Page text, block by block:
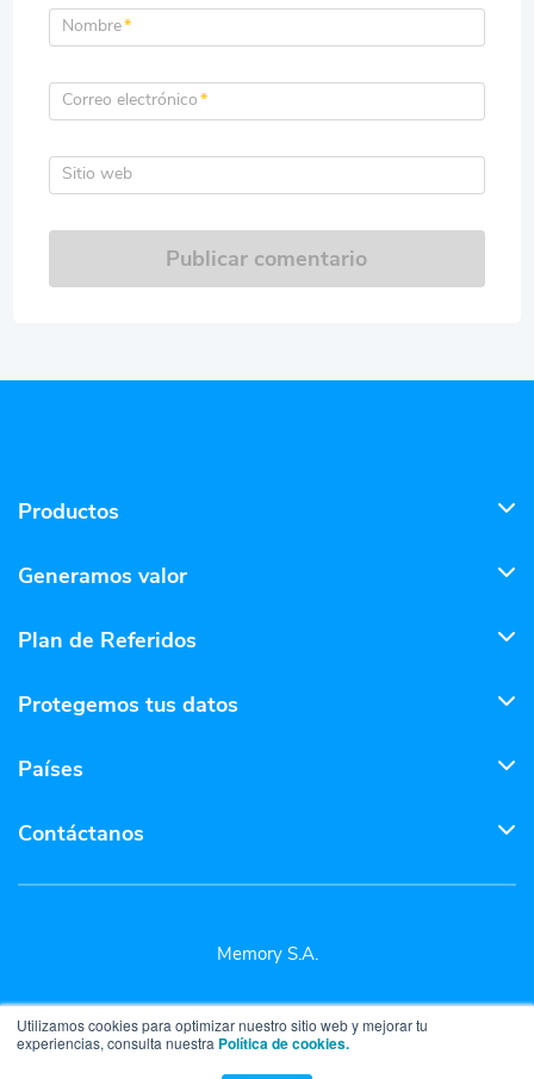
Utilizamos cookies para optimizar nuestro sitio web y mejorar tu
experiencias, consulta nuestra Política de cookies.
Nombre*
Correo electrónico*
Sitio web
Publicar comentario
Productos
Generamos valor
Plan de Referidos
Protegemos tus datos
Países
Contáctanos
Memory S.A.